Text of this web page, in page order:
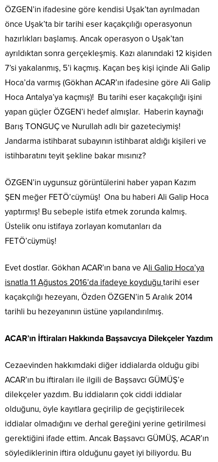
ÖZGEN’in ifadesine göre kendisi Uşak’tan ayrılmadan
önce Uşak’ta bir tarihi eser kaçakçılığı operasyonun
hazırlıkları başlamış. Ancak operasyon o Uşak’tan
ayrıldıktan sonra gerçekleşmiş. Kazı alanındaki 12 kişiden
7’si yakalanmış, 5’i kaçmış. Kaçan beş kişi içinde Ali Galip
Hoca’da varmış (Gökhan ACAR’ın ifadesine göre Ali Galip
Hoca Antalya’ya kaçmış)! Bu tarihi eser kaçakçılığı işini
yapan güçler ÖZGEN’i hedef almışlar. Haberin kaynağı
Barış TONGUÇ ve Nurullah adlı bir gazeteciymiş!
Jandarma istihbarat subayının istihbarat aldığı kişileri ve
istihbaratını teyit şekline bakar mısınız?
ÖZGEN’in uygunsuz görüntülerini haber yapan Kazım
ŞEN meğer FETÖ’cüymüş! Ona bu haberi Ali Galip Hoca
yaptırmış! Bu sebeple istifa etmek zorunda kalmış.
Üstelik onu istifaya zorlayan komutanları da
FETÖ’cüymüş!
Evet dostlar. Gökhan ACAR’ın bana ve Ali Galip Hoca’ya
isnatla 11 Ağustos 2016’da ifadeye koyduğu tarihi eser
kaçakçılığı hezeyanı, Özden ÖZGEN’in 5 Aralık 2014
tarihli bu hezeyanının üstüne yapılandırılmış.
ACAR’ın İftiraları Hakkında Başsavcıya Dilekçeler Yazdım
Cezaevinden hakkımdaki diğer iddialarda olduğu gibi
ACAR’ın bu iftiraları ile ilgili de Başsavcı GÜMÜŞ’e
dilekçeler yazdım. Bu iddiaların çok ciddi iddialar
olduğunu, öyle kayıtlara geçirilip de geçiştirilecek
iddialar olmadığını ve derhal gereğini yerine getirilmesi
gerektiğini ifade ettim. Ancak Başsavcı GÜMÜŞ, ACAR’ın
söylediklerinin iftira olduğunu gayet iyi biliyordu. Bu